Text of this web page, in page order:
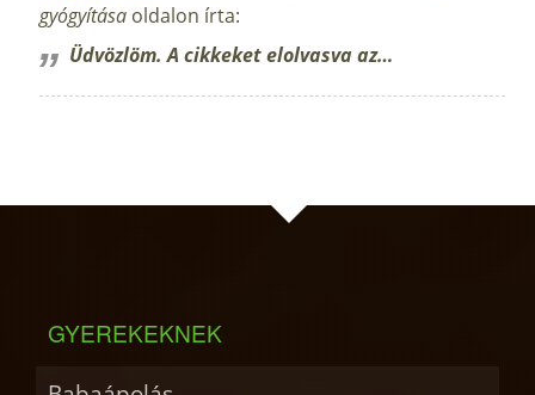
gyógyítása oldalon írta:
Üdvözlöm. A cikkeket elolvasva az…
GYEREKEKNEK